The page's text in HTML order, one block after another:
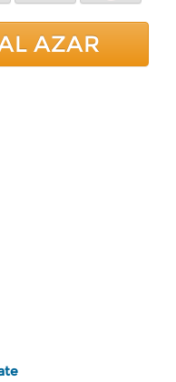
AZAR